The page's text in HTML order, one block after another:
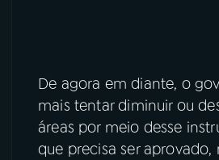
De agora em diante, o
mais tentar diminuir ou
áreas por meio desse
que precisa ser aprovado,